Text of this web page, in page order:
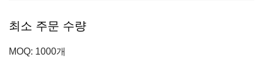
최소 주문 수량
MOQ: 1000개